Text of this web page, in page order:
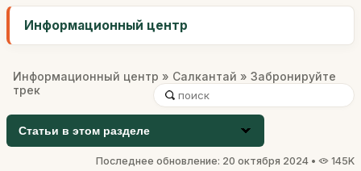
Информационный центр
Информационный центр » Салкантай » Забронируйте
трек
Статьи в этом разделе
Последнее обновление: 20 октября 2024 • 145K